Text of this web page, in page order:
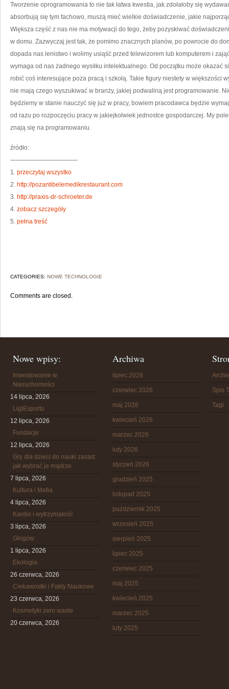
NA
Tworzenie oprogramowania to nie tak łatwa kwestia, jak zdołałoby się
absorbują się tym fachowo, muszą mieć wielkie doświadczenie, jakie
Większa część z nas nie ma motywacji do tego, żeby pozyskiwać
w domu. Zazwyczaj jest tak, że pomimo znacznych planów, po powrocie do
dopada nas lenistwo i wolimy usiąść przed telewizorem lub komputerem i
wymaga od nas żadnego wysiłku intelektualnego. Od początku może okazać
robić coś interesujące poza pracą i szkołą. Takie figury niestety w większości
nie mają czego wyszukiwać w branży, jakiej podwaliną jest programowanie.
będziemy w stanie nauczyć się już w pracy, bowiem pracodawca będzie
od razu po rozpoczęciu pracy w jakiejkolwiek jednostce gospodarczej. My
znają się na programowaniu.
źródło:
———————————
1. przeczytaj wszystko
2. http://pozantibelemedikrestaurant.com
3. http://praxis-dr-schroeter.de
4. zobacz szczegóły
5. pełna treść
CATEGORIES: NOWE TECHNOLOGIE
Comments are closed.
Nowe wpisy:
Inwestowanie w
Nieruchomości
14 lipca, 2026
LigiEsportu
12 lipca, 2026
Fundacje
12 lipca, 2026
Gry dla dzieci do nauki zasad:
jak wybrać je mądrze
7 lipca, 2026
Kultura i Mafia
4 lipca, 2026
Kardio i wytrzymałość
3 lipca, 2026
Głogów
1 lipca, 2026
Ekologia
26 czerwca, 2026
Ciekawostki i Fakty Naukowe
23 czerwca, 2026
Kosmetyki zero waste
20 czerwca, 2026
Archiwa
lipiec 2026
czerwiec 2026
maj 2026
kwiecień 2026
marzec 2026
luty 2026
styczeń 2026
grudzień 2025
listopad 2025
październik 2025
wrzesień 2025
sierpień 2025
lipiec 2025
czerwiec 2025
maj 2025
kwiecień 2025
marzec 2025
luty 2025
Spis
Tagi